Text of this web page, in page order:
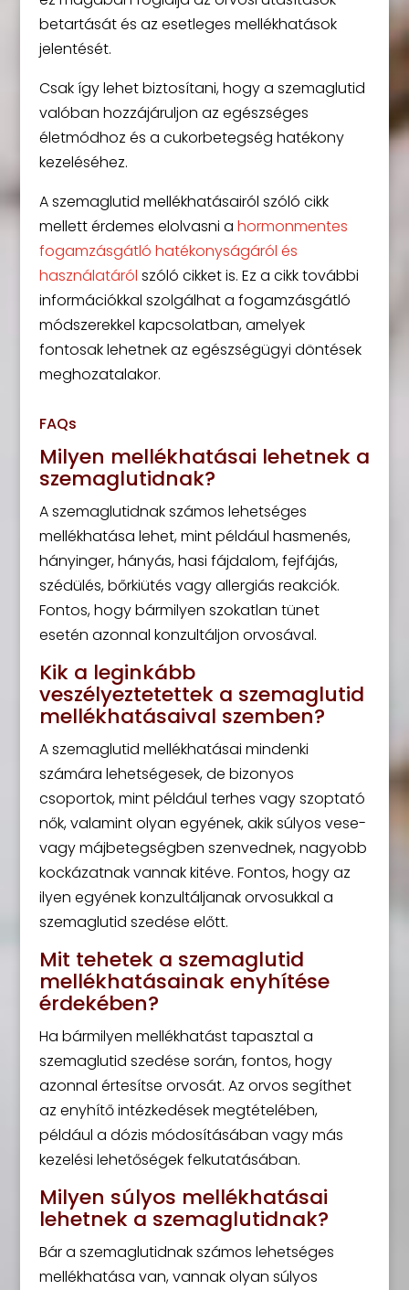
betartását és az esetleges mellékhatások
jelentését.
Csak így lehet biztosítani, hogy a szemaglutid
valóban hozzájáruljon az egészséges
életmódhoz és a cukorbetegség hatékony
kezeléséhez.
A szemaglutid mellékhatásairól szóló cikk
mellett érdemes elolvasni a hormonmentes
fogamzásgátló hatékonyságáról és
használatáról szóló cikket is. Ez a cikk további
információkkal szolgálhat a fogamzásgátló
módszerekkel kapcsolatban, amelyek
fontosak lehetnek az egészségügyi döntések
meghozatalakor.
FAQs
Milyen mellékhatásai lehetnek a
szemaglutidnak?
A szemaglutidnak számos lehetséges
mellékhatása lehet, mint például hasmenés,
hányinger, hányás, hasi fájdalom, fejfájás,
szédülés, bőrkiütés vagy allergiás reakciók.
Fontos, hogy bármilyen szokatlan tünet
esetén azonnal konzultáljon orvosával.
Kik a leginkább
veszélyeztetettek a szemaglutid
mellékhatásaival szemben?
A szemaglutid mellékhatásai mindenki
számára lehetségesek, de bizonyos
csoportok, mint például terhes vagy szoptató
nők, valamint olyan egyének, akik súlyos vese-
vagy májbetegségben szenvednek, nagyobb
kockázatnak vannak kitéve. Fontos, hogy az
ilyen egyének konzultáljanak orvosukkal a
szemaglutid szedése előtt.
Mit tehetek a szemaglutid
mellékhatásainak enyhítése
érdekében?
Ha bármilyen mellékhatást tapasztal a
szemaglutid szedése során, fontos, hogy
azonnal értesítse orvosát. Az orvos segíthet
az enyhítő intézkedések megtételében,
például a dózis módosításában vagy más
kezelési lehetőségek felkutatásában.
Milyen súlyos mellékhatásai
lehetnek a szemaglutidnak?
Bár a szemaglutidnak számos lehetséges
mellékhatása van, vannak olyan súlyos